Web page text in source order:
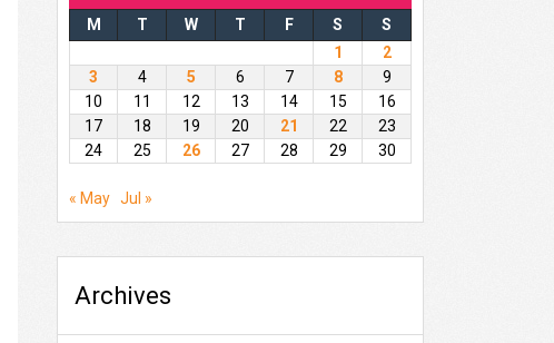
M T W T F S
S
1
2
3
4 5 6 7 8
9
10
11 12 13 14 15
16
17
18 19 20 21 22
23
24
25 26 27 28 29 30
« May Jul »
Archives